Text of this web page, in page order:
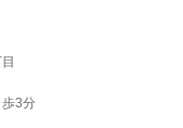
3分